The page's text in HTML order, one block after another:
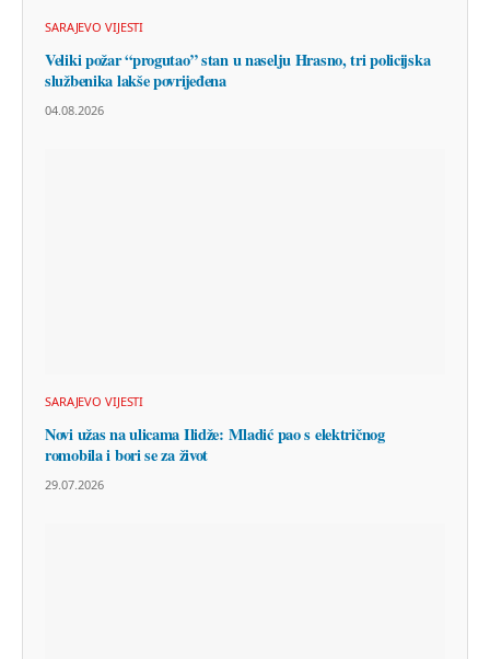
SARAJEVO VIJESTI
Veliki požar “progutao” stan u naselju Hrasno, tri policijska
službenika lakše povrijeđena
04.08.2026
SARAJEVO VIJESTI
Novi užas na ulicama Ilidže: Mladić pao s električnog
romobila i bori se za život
29.07.2026